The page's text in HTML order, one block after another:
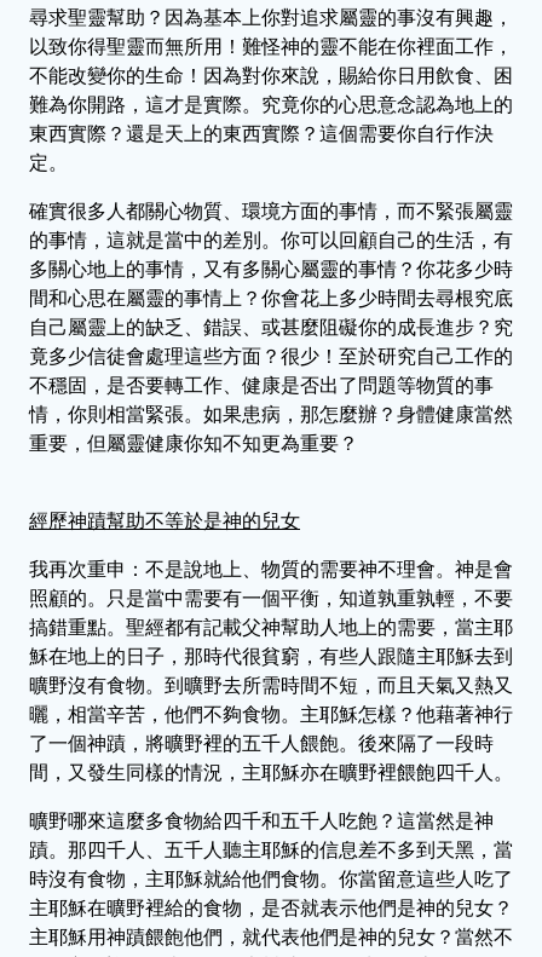
尋求聖靈幫助？因為基本上你對追求屬靈的事沒有興趣，
以致你得聖靈而無所用！難怪神的靈不能在你裡面工作，
不能改變你的生命！因為對你來說，賜給你日用飲食、困
難為你開路，這才是實際。究竟你的心思意念認為地上的
東西實際？還是天上的東西實際？這個需要你自行作決
定。
確實很多人都關心物質、環境方面的事情，而不緊張屬靈
的事情，這就是當中的差別。你可以回顧自己的生活，有
多關心地上的事情，又有多關心屬靈的事情？你花多少時
間和心思在屬靈的事情上？你會花上多少時間去尋根究底
自己屬靈上的缺乏、錯誤、或甚麼阻礙你的成長進步？究
竟多少信徒會處理這些方面？很少！至於研究自己工作的
不穩固，是否要轉工作、健康是否出了問題等物質的事
情，你則相當緊張。如果患病，那怎麼辦？身體健康當然
重要，但屬靈健康你知不知更為重要？
經歷神蹟幫助不等於是神的兒女
我再次重申：不是說地上、物質的需要神不理會。神是會
照顧的。只是當中需要有一個平衡，知道孰重孰輕，不要
搞錯重點。聖經都有記載父神幫助人地上的需要，當主耶
穌在地上的日子，那時代很貧窮，有些人跟隨主耶穌去到
曠野沒有食物。到曠野去所需時間不短，而且天氣又熱又
曬，相當辛苦，他們不夠食物。主耶穌怎樣？他藉著神行
了一個神蹟，將曠野裡的五千人餵飽。後來隔了一段時
間，又發生同樣的情況，主耶穌亦在曠野裡餵飽四千人。
曠野哪來這麼多食物給四千和五千人吃飽？這當然是神
蹟。那四千人、五千人聽主耶穌的信息差不多到天黑，當
時沒有食物，主耶穌就給他們食物。你當留意這些人吃了
主耶穌在曠野裡給的食物，是否就表示他們是神的兒女？
主耶穌用神蹟餵飽他們，就代表他們是神的兒女？當然不